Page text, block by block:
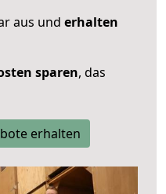
aus und erhalten
sparen, das
erhalten